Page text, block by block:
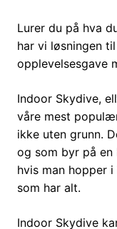
Lurer du på hva
har vi løsningen
opplevelsesgave
Indoor Skydive,
våre mest
ikke uten grunn.
og som byr på en
hvis man hopper
som har alt.
Indoor Skydive